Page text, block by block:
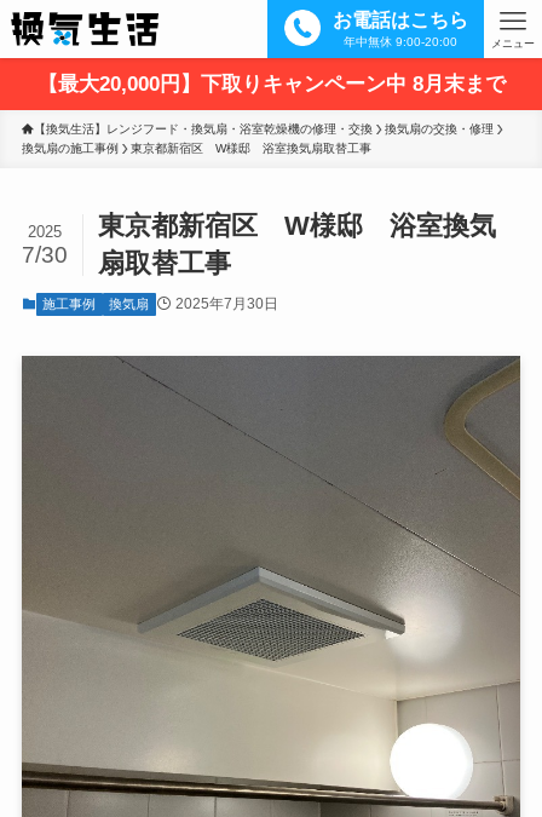
お電話はこちら
年中無休 9:00-20:00 メニュー
【最大20,000円】下取りキャンペーン中 8月末まで
【換気生活】レンジフード・換気扇・浴室乾燥機の修理・交換
換気扇の交換・修理
換気扇の施工事例
東京都新宿区　W様邸　浴室換気扇取替工事
東京都新宿区 W様邸 浴室換気
扇取替工事
2025
7/30
施工事例 換気扇 2025年7月30日